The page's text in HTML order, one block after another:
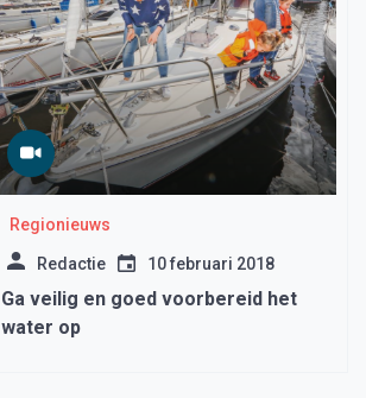
Regionieuws
Redactie 10 februari 2018
Ga veilig en goed voorbereid het
water op